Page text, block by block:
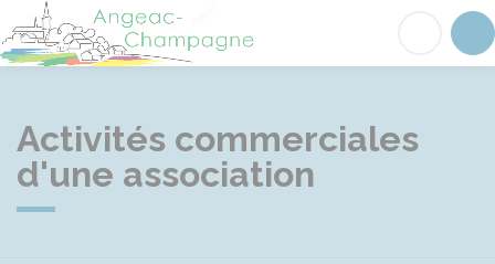
Angeac-Champagne
Activités commerciales
d'une association